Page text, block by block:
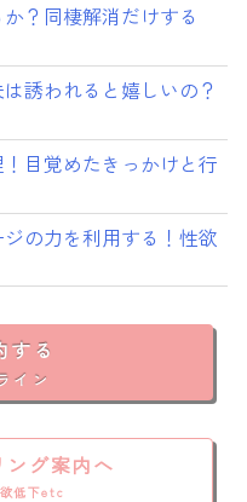
？同棲解消だけする
誘われると嬉しいの？
目覚めたきっかけと行
の力を利用する！性欲
る
イン
グ案内へ
低下etc